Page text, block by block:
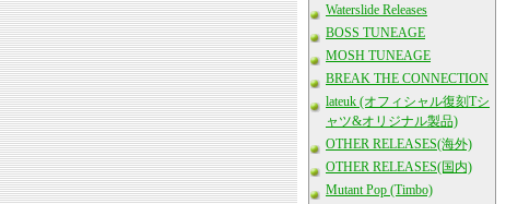
Waterslide Releases
BOSS TUNEAGE
MOSH TUNEAGE
BREAK THE CONNECTION
lateuk (オフィシャル復刻Tシ
ャツ&オリジナル製品)
OTHER RELEASES(海外)
OTHER RELEASES(国内)
Mutant Pop (Timbo)